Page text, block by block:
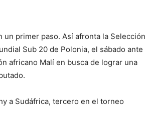
un primer paso. Así afronta la Selección
Sub 20 de Polonia, el sábado ante
africano Malí en busca de lograr una
a Sudáfrica, tercero en el torneo